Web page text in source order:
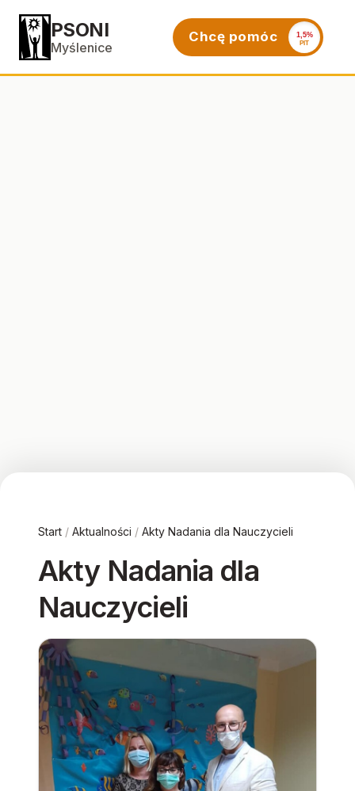
PSONI
Myślenice
Chcę pomóc 1,5%
PIT
Start / Aktualności / Akty Nadania dla Nauczycieli
Akty Nadania dla
Nauczycieli